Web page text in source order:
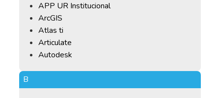
APP UR Institucional
ArcGIS
Atlas ti
Articulate
Autodesk
B